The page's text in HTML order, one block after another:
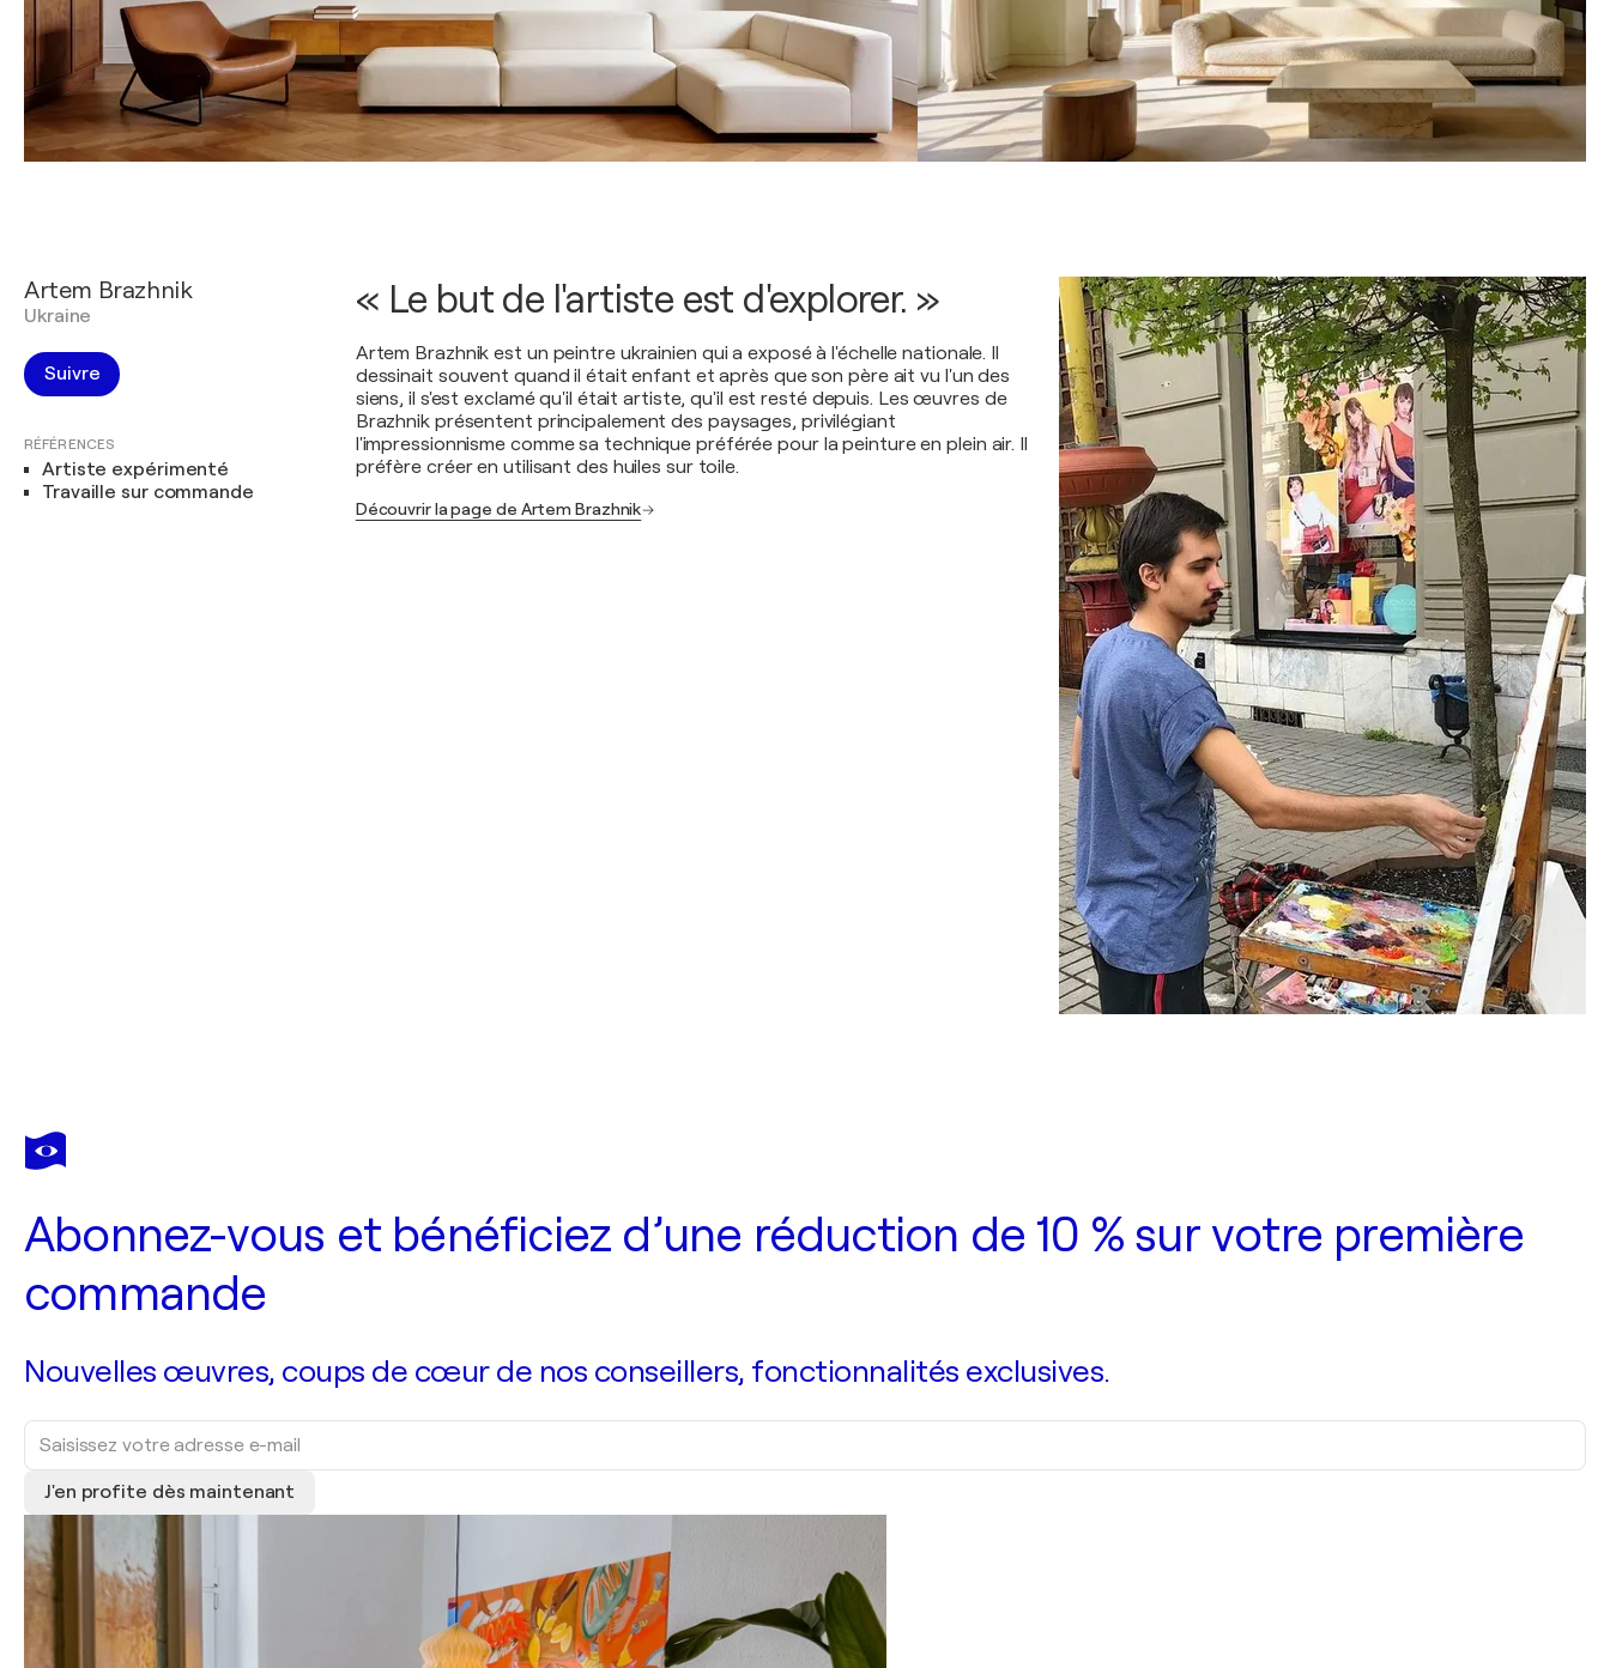
Artem Brazhnik
Ukraine
Suivre
RÉFÉRENCES
Artiste expérimenté
Travaille sur commande
« Le but de l'artiste est d'explorer. »
Artem Brazhnik est un peintre ukrainien qui a exposé à l'échelle nationale. Il
dessinait souvent quand il était enfant et après que son père ait vu l'un des
siens, il s'est exclamé qu'il était artiste, qu'il est resté depuis. Les œuvres de
Brazhnik présentent principalement des paysages, privilégiant
l'impressionnisme comme sa technique préférée pour la peinture en plein air. Il
préfère créer en utilisant des huiles sur toile.
Découvrir la page de Artem Brazhnik
Abonnez-vous et bénéficiez d’une réduction de 10 % sur votre première
commande
Nouvelles œuvres, coups de cœur de nos conseillers, fonctionnalités exclusives.
J'en profite dès maintenant